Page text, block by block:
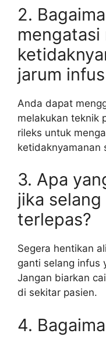
2.
mengatasi
jarum
Anda dapat
melakukan teknik
rileks untuk
ketidaknyamanan
3. Apa
jika
terlepas?
Segera hentikan
ganti selang infus
Jangan biarkan
di sekitar pasien.
4.